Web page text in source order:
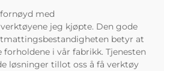
med
jeg kjøpte. Den gode
betyr at
forholdene i vår fabrikk. Tjenesten
løsninger tillot oss å få verktøy